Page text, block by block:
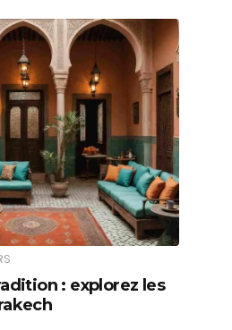
: explorez les